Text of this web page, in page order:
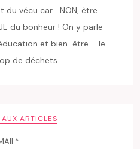
du vécu car... NON, être
du bonheur ! On y parle
et bien-être ... le
de déchets.
AUX ARTICLES